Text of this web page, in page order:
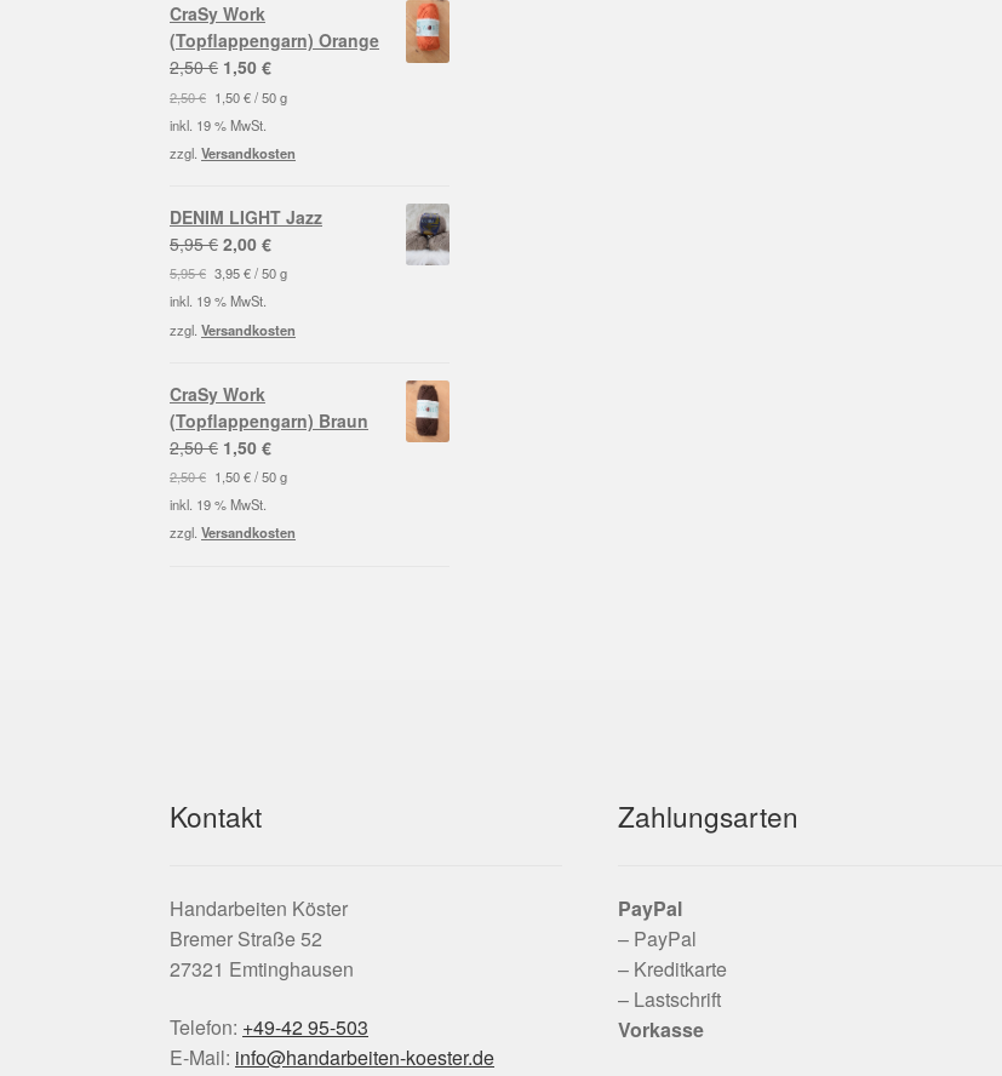
CraSy Work
(Topflappengarn) Orange
2,50€ Ursprünglicher
Preis
war:
2,50 €
1,50€Aktueller
Preis
1,50 €.
2,50€ 1,50€/50 g
inkl. 19 % MwSt.
zzgl.Versandkosten
DENIM LIGHT Jazz
5,95€ Ursprünglicher
Preis
war:
5,95 €
2,00€Aktueller
Preis
2,00 €.
5,95€ 3,95€/50 g
inkl. 19 % MwSt.
zzgl.Versandkosten
CraSy Work
(Topflappengarn) Braun
2,50€ Ursprünglicher
Preis
war:
2,50 €
1,50€Aktueller
Preis
1,50 €.
2,50€ 1,50€/50 g
inkl. 19 % MwSt.
zzgl.Versandkosten
Kontakt
Handarbeiten Köster
Bremer Straße 52
27321 Emtinghausen
Telefon: +49-42 95-503
E-Mail: info@handarbeiten-koester.de
Zahlungsarten
PayPal
– PayPal
– Kreditkarte
– Lastschrift
Vorkasse